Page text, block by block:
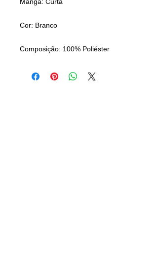
Cor: Branco
Composição: 100% Poliéster